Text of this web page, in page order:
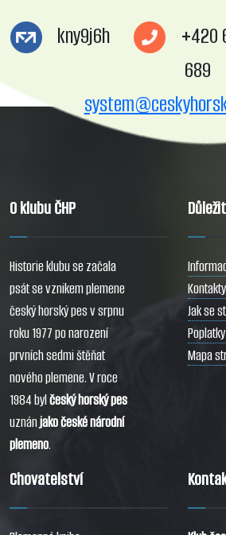
kny9j6h
+420
O klubu ČHP
Historie klubu se začala
psát se vznikem plemene
český horský pes v srpnu
roku 1977 po narození
prvních sedmi štěňat
nového plemene. V roce
1984 bylčeský horský pes
uznánjako české národní
plemeno.
Kontakty
Jak se
Poplatky
Mapa
Chovatelství